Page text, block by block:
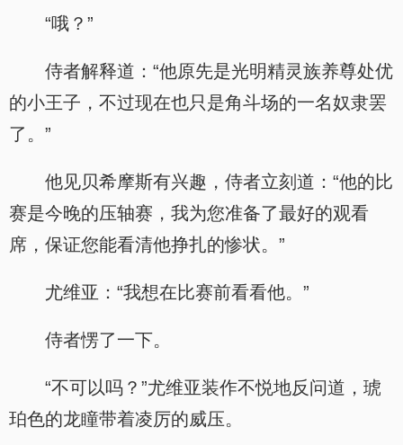
“哦？”
侍者解释道：“他原先是光明精灵族养尊处优
的小王子，不过现在也只是角斗场的一名奴隶罢
了。”
他见贝希摩斯有兴趣，侍者立刻道：“他的比
赛是今晚的压轴赛，我为您准备了最好的观看
席，保证您能看清他挣扎的惨状。”
尤维亚：“我想在比赛前看看他。”
侍者愣了一下。
“不可以吗？”尤维亚装作不悦地反问道，琥
珀色的龙瞳带着凌厉的威压。